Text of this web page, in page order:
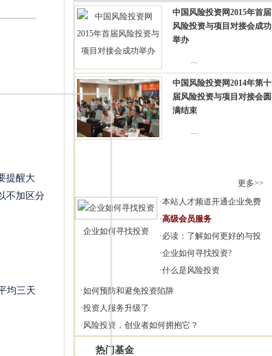
提醒大
不加区分
均三天
中国风险投资网2015年首届
风险投资与项目对接会成功
举办
...
中国风险投资网2014年第十
届风险投资与项目对接会圆
满结束
...
更多>>
企业如何寻找投资
·本站人才频道开通企业免费
·高级会员服务
·必读：了解如何更好的与投
·企业如何寻找投资?
·什么是风险投资
·如何预防和避免投资陷阱
·投资人服务升级了
·风险投资，创业者如何拥抱它？
热门基金